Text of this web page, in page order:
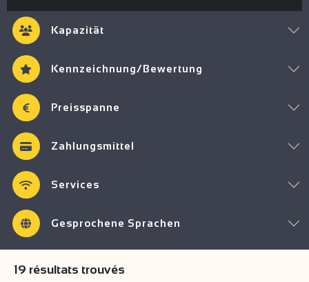
Kapazität
Kennzeichnung/Bewertung
Preisspanne
Zahlungsmittel
Services
Gesprochene Sprachen
19 résultats trouvés